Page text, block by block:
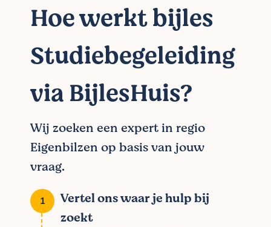
Hoe werkt bijles
Studiebegeleiding
via BijlesHuis?
Wij zoeken een expert in regio
Eigenbilzen op basis van jouw
vraag.
Vertel ons waar je hulp bij
zoekt